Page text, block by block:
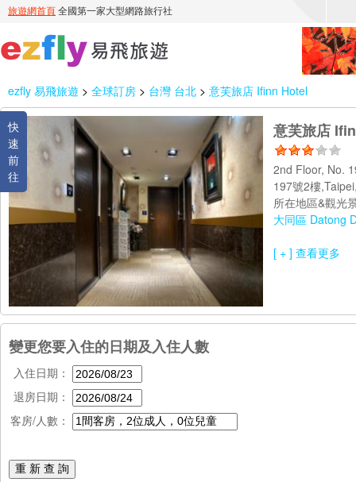
ezfly 易飛旅遊 > 全球訂房 > 台灣 台北 > 意芙旅店 Ifinn Hotel
快
速
前
往
意芙旅店
2nd Floor, No.
197號2樓
所在地區&觀光
大同區 Datong
[ + ] 查看更多
變更您要入住的日期及入住人數
入住日期：
退房日期：
客房/人數：
重 新 查 詢